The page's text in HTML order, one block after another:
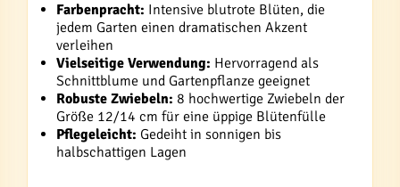
Farbenpracht: Intensive blutrote Blüten, die
jedem Garten einen dramatischen Akzent
verleihen
Vielseitige Verwendung: Hervorragend als
Schnittblume und Gartenpflanze geeignet
Robuste Zwiebeln: 8 hochwertige Zwiebeln der
Größe 12/14 cm für eine üppige Blütenfülle
Pflegeleicht: Gedeiht in sonnigen bis
halbschattigen Lagen